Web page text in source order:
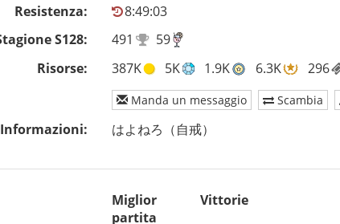
Resistenza:
8:49:03
S128:
491
59
Risorse:
387K 5K 1.9K 6.3K 296
Manda un messaggio Scambia
Informazioni: はよねろ（自戒）
Miglior
partita
Vittorie